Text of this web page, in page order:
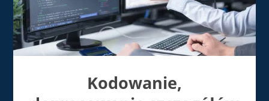
Kodowanie,